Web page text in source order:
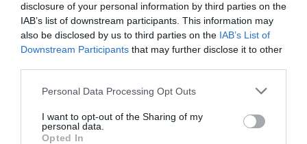
disclosure of your personal information by third parties on the
IAB’s list of downstream participants. This information may
also be disclosed by us to third parties on the IAB’s List of
Downstream Participants that may further disclose it to other
Personal Data Processing Opt Outs
I want to opt-out of the Sharing of my
personal data.
Opted In
Noticias y novedades
Redacción
28/06/2022
El COF de Zaragoza apuesta por la
plataforma para el desarrollo de los SPFA
éxito NodoFarma Asistencial
Noticias y novedades
Redacción